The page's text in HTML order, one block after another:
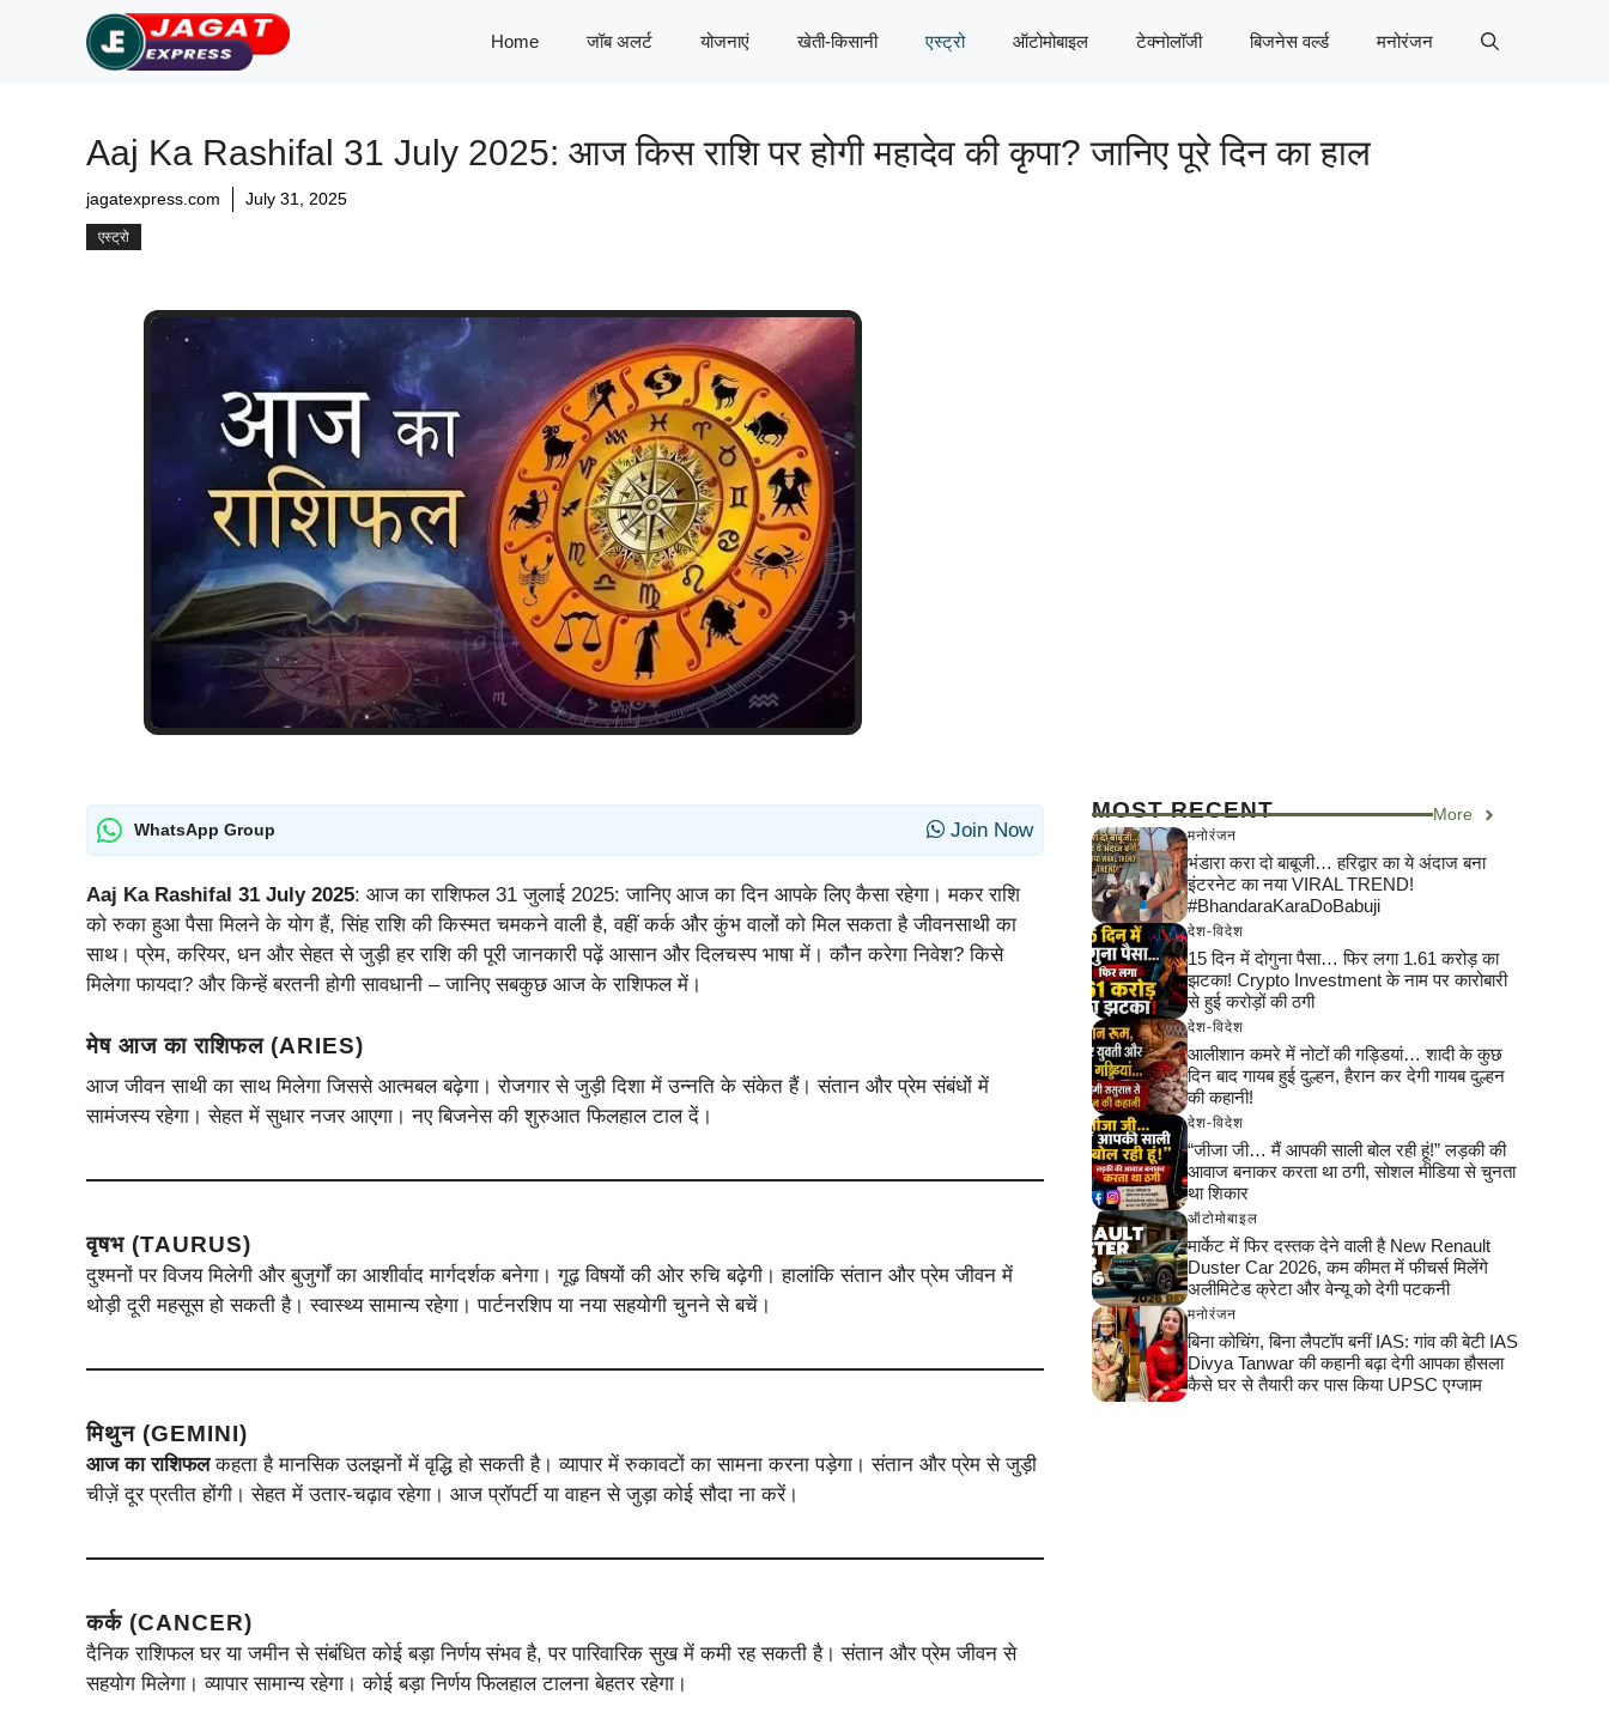
Home जॉब अलर्ट योजनाएं खेती-किसानी एस्ट्रो ऑटोमोबाइल टेक्नोलॉजी बिजनेस वर्ल्ड मनोरंजन
Aaj Ka Rashifal 31 July 2025: आज किस राशि पर होगी महादेव की कृपा? जानिए पूरे दिन का हाल
jagatexpress.com July 31, 2025
एस्ट्रो
WhatsApp Group Join Now
Aaj Ka Rashifal 31 July 2025: आज का राशिफल 31 जुलाई 2025: जानिए आज का दिन आपके लिए कैसा रहेगा। मकर राशि
को रुका हुआ पैसा मिलने के योग हैं, सिंह राशि की किस्मत चमकने वाली है, वहीं कर्क और कुंभ वालों को मिल सकता है जीवनसाथी का
साथ। प्रेम, करियर, धन और सेहत से जुड़ी हर राशि की पूरी जानकारी पढ़ें आसान और दिलचस्प भाषा में। कौन करेगा निवेश? किसे
मिलेगा फायदा? और किन्हें बरतनी होगी सावधानी – जानिए सबकुछ आज के राशिफल में।
मेष आज का राशिफल (ARIES)
आज जीवन साथी का साथ मिलेगा जिससे आत्मबल बढ़ेगा। रोजगार से जुड़ी दिशा में उन्नति के संकेत हैं। संतान और प्रेम संबंधों में
सामंजस्य रहेगा। सेहत में सुधार नजर आएगा। नए बिजनेस की शुरुआत फिलहाल टाल दें।
वृषभ (TAURUS)
दुश्मनों पर विजय मिलेगी और बुजुर्गों का आशीर्वाद मार्गदर्शक बनेगा। गूढ़ विषयों की ओर रुचि बढ़ेगी। हालांकि संतान और प्रेम जीवन में
थोड़ी दूरी महसूस हो सकती है। स्वास्थ्य सामान्य रहेगा। पार्टनरशिप या नया सहयोगी चुनने से बचें।
मिथुन (GEMINI)
आज का राशिफलकहता है मानसिक उलझनों में वृद्धि हो सकती है। व्यापार में रुकावटों का सामना करना पड़ेगा। संतान और प्रेम से जुड़ी
चीज़ें दूर प्रतीत होंगी। सेहत में उतार-चढ़ाव रहेगा। आज प्रॉपर्टी या वाहन से जुड़ा कोई सौदा ना करें।
कर्क (CANCER)
दैनिक राशिफल घर या जमीन से संबंधित कोई बड़ा निर्णय संभव है, पर पारिवारिक सुख में कमी रह सकती है। संतान और प्रेम जीवन से
सहयोग मिलेगा। व्यापार सामान्य रहेगा। कोई बड़ा निर्णय फिलहाल टालना बेहतर रहेगा।
MOST RECENT More
मनोरंजन
भंडारा करा दो बाबूजी… हरिद्वार का ये अंदाज बना
इंटरनेट का नया VIRAL TREND!
#BhandaraKaraDoBabuji
देश-विदेश
15 दिन में दोगुना पैसा… फिर लगा 1.61 करोड़ का
झटका! Crypto Investment के नाम पर कारोबारी
से हुई करोड़ों की ठगी
देश-विदेश
आलीशान कमरे में नोटों की गड्डियां… शादी के कुछ
दिन बाद गायब हुई दुल्हन, हैरान कर देगी गायब दुल्हन
की कहानी!
देश-विदेश
“जीजा जी… मैं आपकी साली बोल रही हूं!” लड़की की
आवाज बनाकर करता था ठगी, सोशल मीडिया से चुनता
था शिकार
ऑटोमोबाइल
मार्केट में फिर दस्तक देने वाली है New Renault
Duster Car 2026, कम कीमत में फीचर्स मिलेंगे
अलीमिटेड क्रेटा और वेन्यू को देगी पटकनी
मनोरंजन
बिना कोचिंग, बिना लैपटॉप बनीं IAS: गांव की बेटी IAS
Divya Tanwar की कहानी बढ़ा देगी आपका हौसला
कैसे घर से तैयारी कर पास किया UPSC एग्जाम